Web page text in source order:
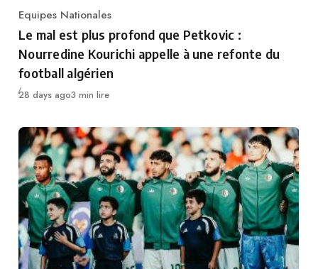
Category
Equipes Nationales
Le mal est plus profond que Petkovic :
Nourredine Kourichi appelle à une refonte du
football algérien
Publié
28 days ago3 min lire